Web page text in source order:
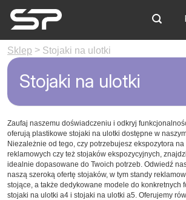
Sklep > Stojaki na ulotki
Stojaki na ulotki
Zaufaj naszemu doświadczeniu i odkryj
oferują plastikowe stojaki na ulotki dostępne w
Niezależnie od tego, czy potrzebujesz ekspozytora
reklamowych czy też stojaków ekspozycyjnych,
idealnie dopasowane do Twoich potrzeb. Odwiedź
naszą szeroką ofertę stojaków, w tym standy
stojące, a także dedykowane modele do konkretnych
stojaki na ulotki a4 i stojaki na ulotki a5. Oferujemy